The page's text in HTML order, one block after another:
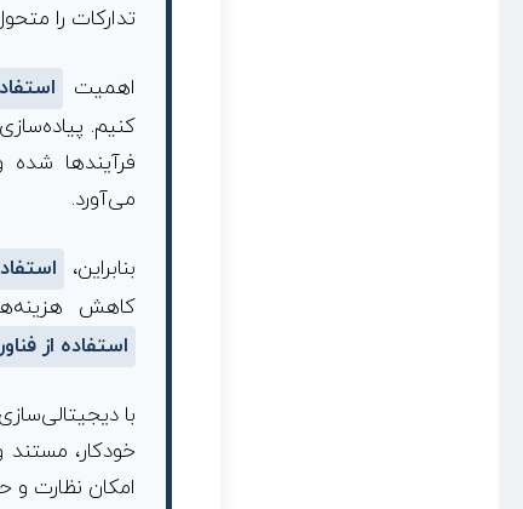
تدارکات را
اهمیت
کنیم.
فرآیندها شده
می‌آورد.
بنابراین،
کاهش
استفاده از
با
خودکار،
امکان نظارت و